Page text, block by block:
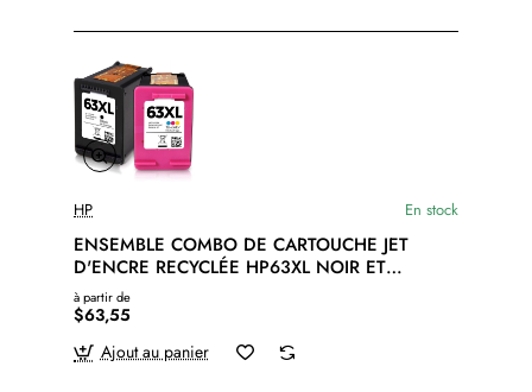
HP En stock
ENSEMBLE COMBO DE CARTOUCHE JET
D'ENCRE RECYCLÉE HP63XL NOIR ET
COULEUR
à partir de
$63,55
Ajout au panier